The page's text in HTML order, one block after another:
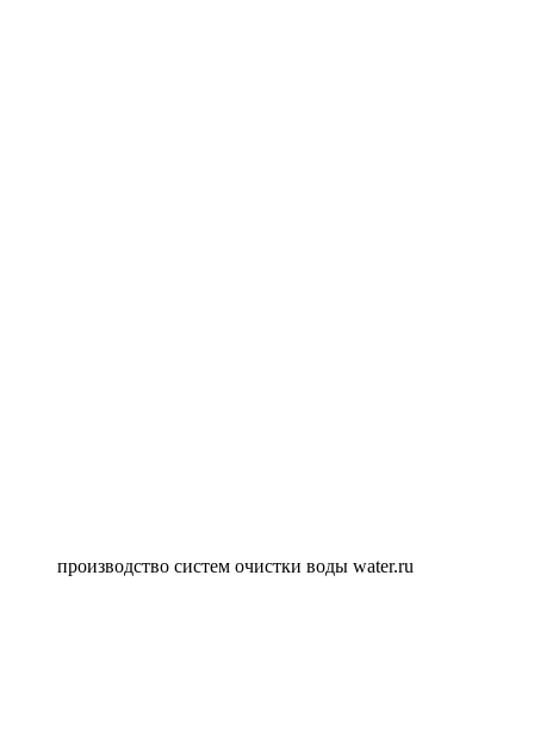
производство систем очистки воды water.ru